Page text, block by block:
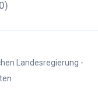
Landesregierung -